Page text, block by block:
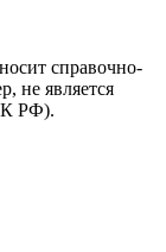
справочно-
не является
РФ).